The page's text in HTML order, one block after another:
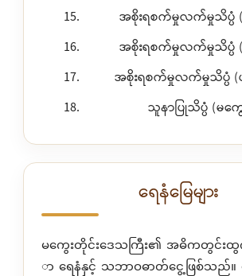
အစိုးရစက်မှုလက်မှုသိပ္
အစိုးရစက်မှုလက်မှုသိပ္ပံ (
အစိုးရစက်မှုလက်မှုသိပ္ပံ (
သူနာပြုသိပ္ပံ (မကွ
ရေနံမြေများ
မကွေးတိုင်းဒေသကြီး၏ အဓိကတွင်
ာ ရေနံနှင့် သဘာဝဓာတ်ငွေ့ဖြစ်သည်။ ရေ